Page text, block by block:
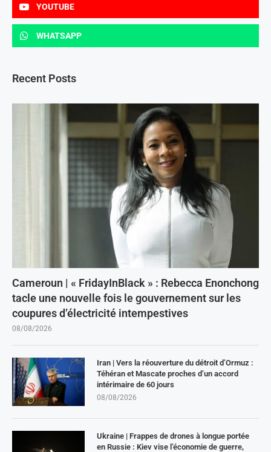
YOUTUBE
WHATSAPP
Recent Posts
Cameroun | « FridayInBlack » : Rebecca Enonchong
tacle une nouvelle fois le gouvernement sur les
coupures d’électricité intempestives
08/08/2026
Iran | Vers la réouverture du détroit d’Ormuz :
Téhéran et Mascate proches d’un accord
intérimaire de 60 jours
08/08/2026
Ukraine | Frappes de drones à longue portée
en Russie : Kiev vise l’économie de guerre,